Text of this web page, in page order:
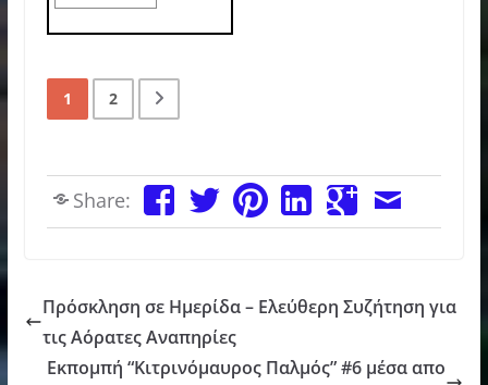
1 2
Share:
Πρόσκληση σε Ημερίδα – Ελεύθερη Συζήτηση για
τις Αόρατες Αναπηρίες
Εκπομπή “Κιτρινόμαυρος Παλμός” #6 μέσα απο